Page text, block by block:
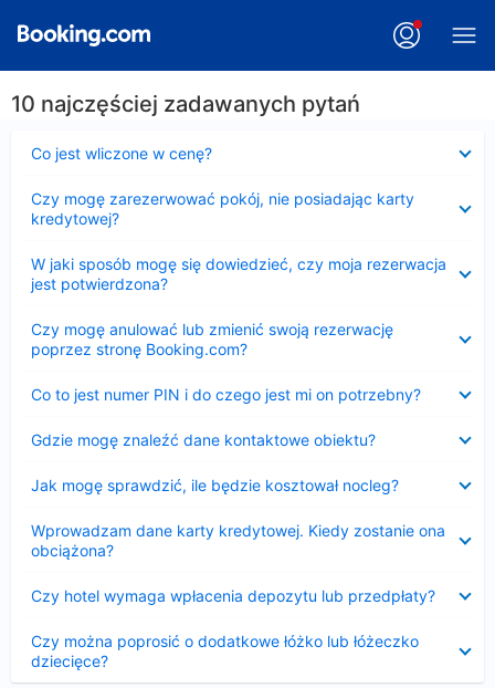
10 najczęściej zadawanych pytań
Co jest wliczone w cenę?
Czy mogę zarezerwować pokój, nie posiadając karty
kredytowej?
W jaki sposób mogę się dowiedzieć, czy moja rezerwacja
jest potwierdzona?
Czy mogę anulować lub zmienić swoją rezerwację
poprzez stronę Booking.com?
Co to jest numer PIN i do czego jest mi on potrzebny?
Gdzie mogę znaleźć dane kontaktowe obiektu?
Jak mogę sprawdzić, ile będzie kosztował nocleg?
Wprowadzam dane karty kredytowej. Kiedy zostanie ona
obciążona?
Czy hotel wymaga wpłacenia depozytu lub przedpłaty?
Czy można poprosić o dodatkowe łóżko lub łóżeczko
dziecięce?